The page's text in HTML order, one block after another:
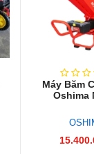
Máy Băm
Oshima